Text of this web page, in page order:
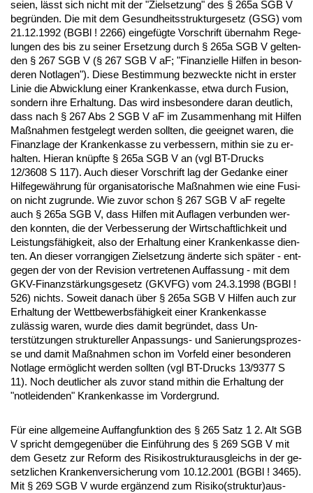
sei­en, lässt sich nicht mit der "Ziel­set­zung" des § 265a SGB V
be­gründen. Die mit dem Ge­sund­heits­struk­tur­ge­setz (GSG) vom
21.12.1992 (BGBl ! 2266) ein­gefügte Vor­schrift über­nahm Re­ge­
lun­gen des bis zu sei­ner Er­set­zung durch § 265a SGB V gel­ten­
den § 267 SGB V (§ 267 SGB V aF; "Fi­nan­zi­el­le Hil­fen in be­son­
de­ren Not­la­gen"). Die­se Be­stim­mung be­zweck­te nicht in ers­ter
Li­nie die Ab­wick­lung ei­ner Kran­ken­kas­se, et­wa durch Fu­si­on,
son­dern ih­re Er­hal­tung. Das wird ins­be­son­de­re dar­an deut­lich,
dass nach § 267 Abs 2 SGB V aF im Zu­sam­men­hang mit Hil­fen
Maßnah­men fest­ge­legt wer­den soll­ten, die ge­eig­net wa­ren, die
Fi­nanz­la­ge der Kran­ken­kas­se zu ver­bes­sern, mit­hin sie zu er­
hal­ten. Hier­an knüpfte § 265a SGB V an (vgl BT-Drucks
12/3608 S 117). Auch die­ser Vor­schrift lag der Ge­dan­ke ei­ner
Hil­fe­gewährung für or­ga­ni­sa­to­ri­sche Maßnah­men wie ei­ne Fu­si­
on nicht zu­grun­de. Wie zu­vor schon § 267 SGB V aF re­gel­te
auch § 265a SGB V, dass Hil­fen mit Auf­la­gen ver­bun­den wer­
den konn­ten, die der Ver­bes­se­rung der Wirt­schaft­lich­keit und
Leis­tungsfähig­keit, al­so der Er­hal­tung ei­ner Kran­ken­kas­se dien­
ten. An die­ser vor­ran­gi­gen Ziel­set­zung änder­te sich später - ent­
ge­gen der von der Re­vi­si­on ver­tre­te­nen Auf­fas­sung - mit dem
GKV-Fi­nanzstärkungs­ge­setz (GKVFG) vom 24.3.1998 (BGBl !
526) nichts. So­weit da­nach über § 265a SGB V Hil­fen auch zur
Er­hal­tung der Wett­be­werbsfähig­keit ei­ner Kran­ken­kas­se
zulässig wa­ren, wur­de dies da­mit be­gründet, dass Un­
terstützun­gen struk­tu­rel­ler An­pas­sungs- und Sa­nie­rungs­pro­zes­
se und da­mit Maßnah­men schon im Vor­feld ei­ner be­son­de­ren
Not­la­ge ermöglicht wer­den soll­ten (vgl BT-Drucks 13/9377 S
11). Noch deut­li­cher als zu­vor stand mit­hin die Er­hal­tung der
"not­lei­den­den" Kran­ken­kas­se im Vor­der­grund.
Für ei­ne all­ge­mei­ne Auf­fang­funk­ti­on des § 265 Satz 1 2. Alt SGB
V spricht dem­ge­genüber die Einführung des § 269 SGB V mit
dem Ge­setz zur Re­form des Ri­si­ko­struk­tur­aus­gleichs in der ge­
setz­li­chen Kran­ken­ver­si­che­rung vom 10.12.2001 (BGBl ! 3465).
Mit § 269 SGB V wur­de ergänzend zum Ri­si­ko(struk­tur)aus­